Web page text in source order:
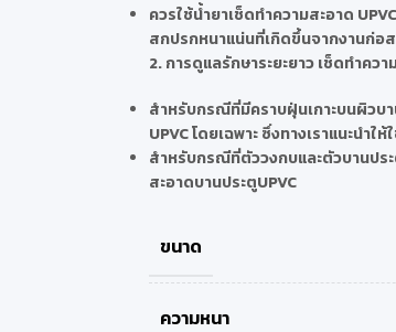
ควรใช้น้ำยาเช็ดทำความสะอาด
สกปรกหนาแน่นที่เกิดขึ้นจากงานก่อ
2. การดูแลรักษาระยะยาว เช็ดทำค
สำหรับกรณีที่มีคราบฝุ่นเกาะบนผิวบ
UPVC โดยเฉพาะ ซึ่งทางเราแนะนำ
สำหรับกรณีที่ตัววงกบและตัวบานปร
สะอาดบานประตูUPVC
ขนาด
ความหนา